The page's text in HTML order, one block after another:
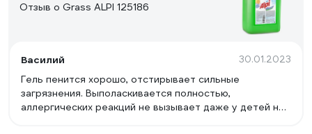
Отзыв о Grass ALPI 125186
Василий 30.01.2023
Гель пенится хорошо, отстирывает сильные
загрязнения. Выполаскивается полностью,
аллергических реакций не вызывает даже у детей не